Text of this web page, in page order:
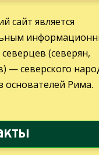
Язык северцев
Пословицы и
Культура
Северская
сайт является
(северян,
— северского
основателей Рима.